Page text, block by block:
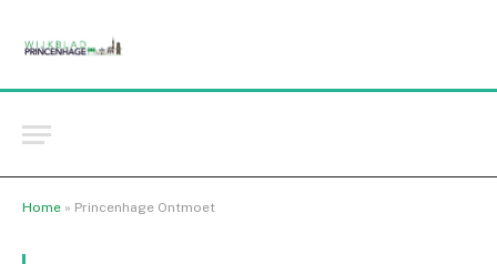
Home » Princenhage Ontmoet